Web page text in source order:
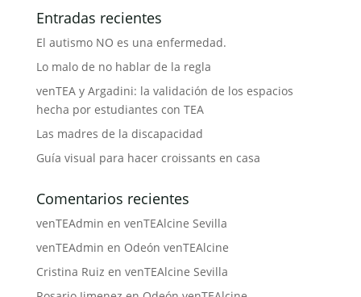
Entradas recientes
El autismo NO es una enfermedad.
Lo malo de no hablar de la regla
venTEA y Argadini: la validación de los espacios
hecha por estudiantes con TEA
Las madres de la discapacidad
Guía visual para hacer croissants en casa
Comentarios recientes
venTEAdmin en venTEAlcine Sevilla
venTEAdmin en Odeón venTEAlcine
Cristina Ruiz en venTEAlcine Sevilla